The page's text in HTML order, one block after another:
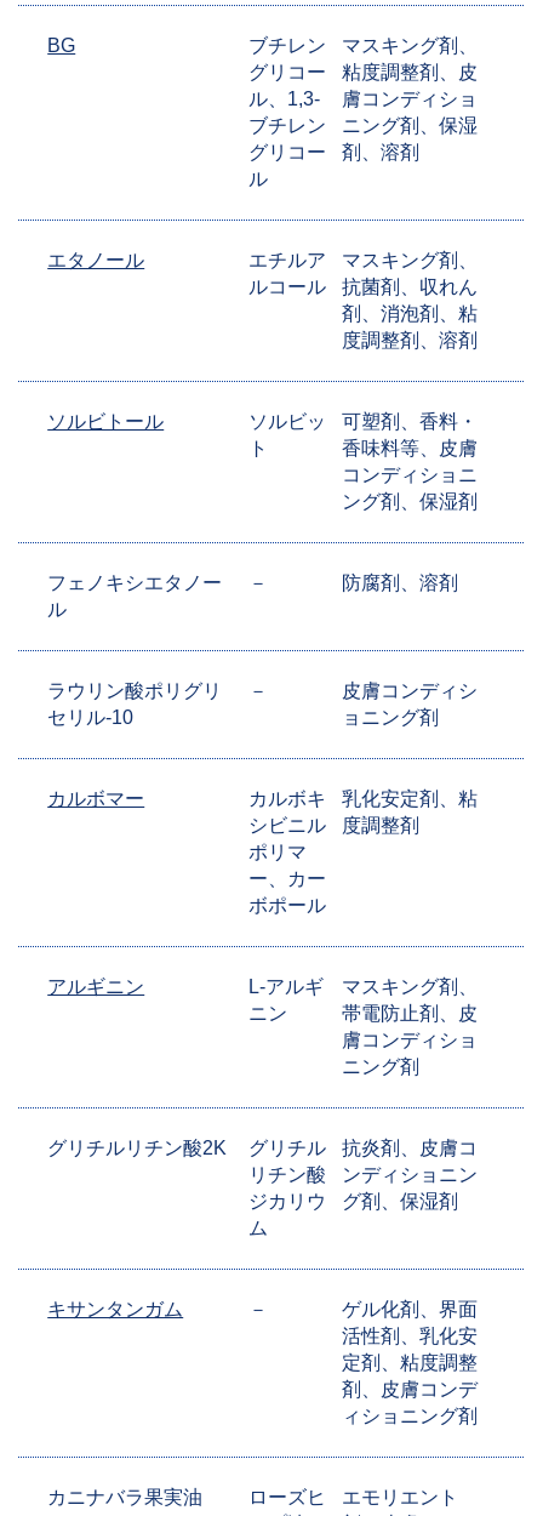
BG
ブチレン
グリコー
ル、1,3-
ブチレン
グリコー
ル
マスキング剤、
粘度調整剤、皮
膚コンディショ
ニング剤、保湿
剤、溶剤
エタノール
エチルア
ルコール
マスキング剤、
抗菌剤、収れん
剤、消泡剤、粘
度調整剤、溶剤
ソルビトール
ソルビッ
ト
可塑剤、香料・
香味料等、皮膚
コンディショニ
ング剤、保湿剤
フェノキシエタノー
ル
－ 防腐剤、溶剤
ラウリン酸ポリグリ
セリル-10
－
皮膚コンディシ
ョニング剤
カルボマー
カルボキ
シビニル
ポリマ
ー、カー
ボポール
乳化安定剤、粘
度調整剤
アルギニン
L-アルギ
ニン
マスキング剤、
帯電防止剤、皮
膚コンディショ
ニング剤
グリチルリチン酸2K
グリチル
リチン酸
ジカリウ
ム
抗炎剤、皮膚コ
ンディショニン
グ剤、保湿剤
キサンタンガム －
ゲル化剤、界面
活性剤、乳化安
定剤、粘度調整
剤、皮膚コンデ
ィショニング剤
カニナバラ果実油
ローズヒ
エモリエント